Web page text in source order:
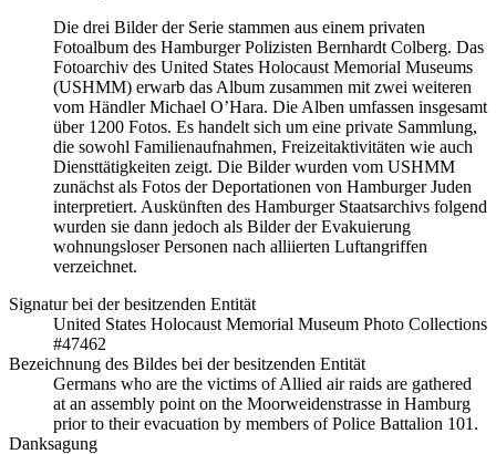
Die drei Bilder der Serie stammen aus einem privaten
Fotoalbum des Hamburger Polizisten Bernhardt Colberg. Das
Fotoarchiv des United States Holocaust Memorial Museums
(USHMM) erwarb das Album zusammen mit zwei weiteren
vom Händler Michael O’Hara. Die Alben umfassen insgesamt
über 1200 Fotos. Es handelt sich um eine private Sammlung,
die sowohl Familienaufnahmen, Freizeitaktivitäten wie auch
Diensttätigkeiten zeigt. Die Bilder wurden vom USHMM
zunächst als Fotos der Deportationen von Hamburger Juden
interpretiert. Auskünften des Hamburger Staatsarchivs folgend
wurden sie dann jedoch als Bilder der Evakuierung
wohnungsloser Personen nach alliierten Luftangriffen
verzeichnet.
Signatur bei der besitzenden Entität
United States Holocaust Memorial Museum Photo Collections
#47462
Bezeichnung des Bildes bei der besitzenden Entität
Germans who are the victims of Allied air raids are gathered
at an assembly point on the Moorweidenstrasse in Hamburg
prior to their evacuation by members of Police Battalion 101.
Danksagung